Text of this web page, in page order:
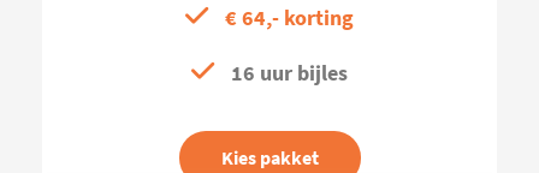
€ 64,- korting
16 uur bijles
Kies pakket